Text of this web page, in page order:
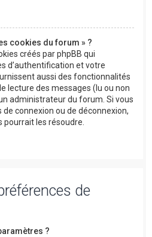
cookies du forum » ?
créés par phpBB qui
d’authentification et votre
aussi des fonctionnalités
lecture des messages (lu ou non
administrateur du forum. Si vous
connexion ou de déconnexion,
pourrait les résoudre.
de
?